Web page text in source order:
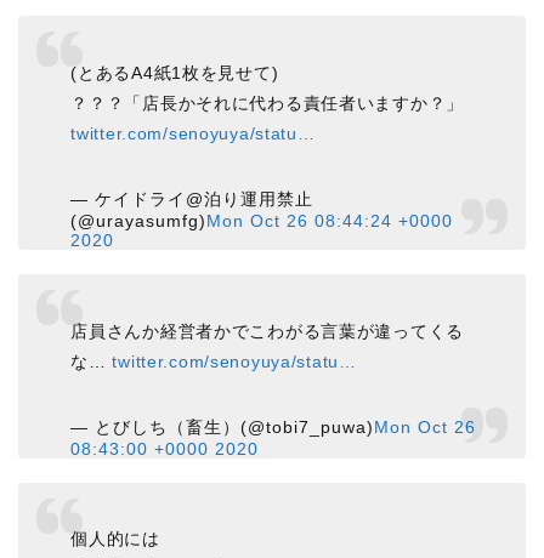
(とあるA4紙1枚を見せて)
？？？「店長かそれに代わる責任者いますか？」
twitter.com/senoyuya/statu…
— ケイドライ@泊り運用禁止
(@urayasumfg)Mon Oct 26 08:44:24 +0000
2020
店員さんか経営者かでこわがる言葉が違ってくる
な…twitter.com/senoyuya/statu…
— とびしち（畜生）(@tobi7_puwa)Mon Oct 26
08:43:00 +0000 2020
個人的には